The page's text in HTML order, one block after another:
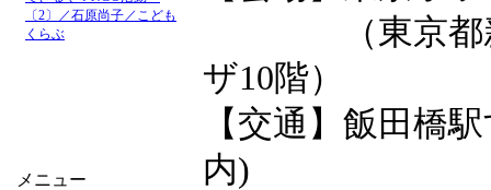
〔2〕／石原尚子／こども
くらぶ
メニュー
（東京都新宿
ザ10階）
【交通】飯田橋
内)